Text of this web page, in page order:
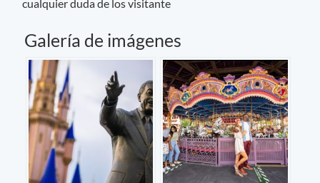
cualquier duda de los visitante
Galería de imágenes